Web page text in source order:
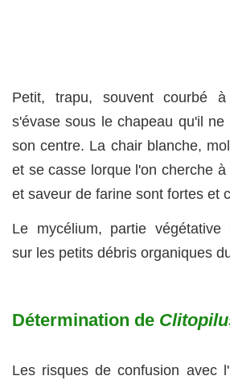
Petit, trapu, souvent courbé
s'évase sous le chapeau qu'il
son centre. La chair blanche,
et se casse lorque l'on cherche
et saveur de farine sont fortes et
Le mycélium, partie végétative
sur les petits débris organiques
Détermination de
Les risques de confusion avec